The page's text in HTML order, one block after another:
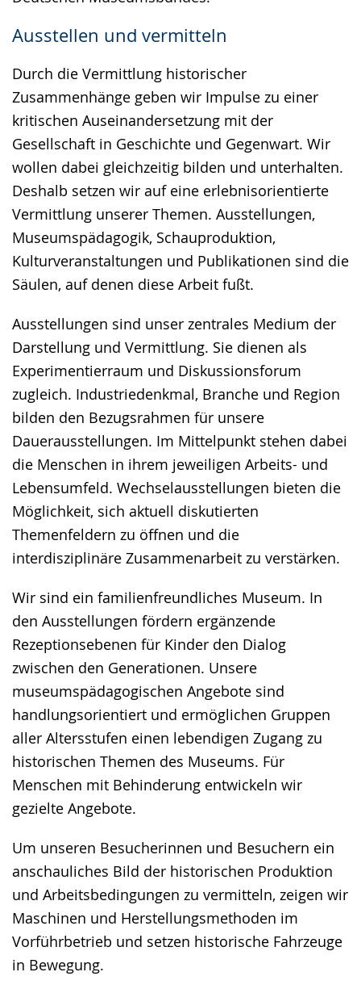
Ausstellen und vermitteln
Durch die Vermittlung historischer
Zusammenhänge geben wir Impulse zu einer
kritischen Auseinandersetzung mit der
Gesellschaft in Geschichte und Gegenwart. Wir
wollen dabei gleichzeitig bilden und unterhalten.
Deshalb setzen wir auf eine erlebnisorientierte
Vermittlung unserer Themen. Ausstellungen,
Museumspädagogik, Schauproduktion,
Kulturveranstaltungen und Publikationen sind die
Säulen, auf denen diese Arbeit fußt.
Ausstellungen sind unser zentrales Medium der
Darstellung und Vermittlung. Sie dienen als
Experimentierraum und Diskussionsforum
zugleich. Industriedenkmal, Branche und Region
bilden den Bezugsrahmen für unsere
Dauerausstellungen. Im Mittelpunkt stehen dabei
die Menschen in ihrem jeweiligen Arbeits- und
Lebensumfeld. Wechselausstellungen bieten die
Möglichkeit, sich aktuell diskutierten
Themenfeldern zu öffnen und die
interdisziplinäre Zusammenarbeit zu verstärken.
Wir sind ein familienfreundliches Museum. In
den Ausstellungen fördern ergänzende
Rezeptionsebenen für Kinder den Dialog
zwischen den Generationen. Unsere
museumspädagogischen Angebote sind
handlungsorientiert und ermöglichen Gruppen
aller Altersstufen einen lebendigen Zugang zu
historischen Themen des Museums. Für
Menschen mit Behinderung entwickeln wir
gezielte Angebote.
Um unseren Besucherinnen und Besuchern ein
anschauliches Bild der historischen Produktion
und Arbeitsbedingungen zu vermitteln, zeigen wir
Maschinen und Herstellungsmethoden im
Vorführbetrieb und setzen historische Fahrzeuge
in Bewegung.